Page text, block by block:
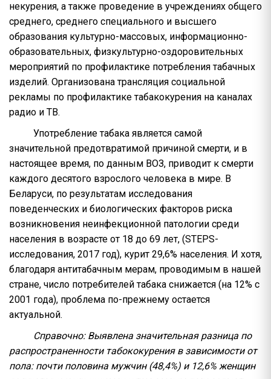
некурения, а также проведение в учреждениях общего
среднего, среднего специального и высшего
образования культурно-массовых, информационно-
образовательных, физкультурно-оздоровительных
мероприятий по профилактике потребления табачных
изделий. Организована трансляция социальной
рекламы по профилактике табакокурения на каналах
радио и ТВ.
Употребление табака является самой
значительной предотвратимой причиной смерти, и в
настоящее время, по данным ВОЗ, приводит к смерти
каждого десятого взрослого человека в мире. В
Беларуси, по результатам исследования
поведенческих и биологических факторов риска
возникновения неинфекционной патологии среди
населения в возрасте от 18 до 69 лет, (STEPS-
исследования, 2017 год), курит 29,6% населения. И хотя,
благодаря антитабачным мерам, проводимым в нашей
стране, число потребителей табака снижается (на 12% с
2001 года), проблема по-прежнему остается
актуальной.
Справочно: Выявлена значительная разница по
распространенности табококурения в зависимости от
пола: почти половина мужчин (48,4%) и 12,6% женщин